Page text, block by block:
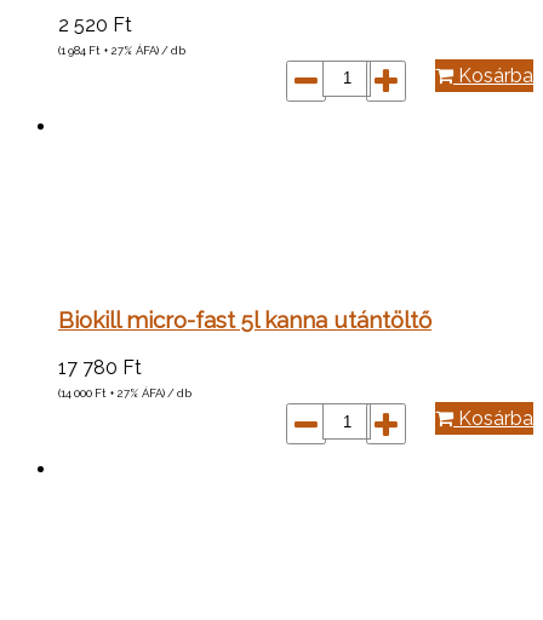
2 520 Ft
(1 984 Ft + 27% ÁFA) / db
Kosárba
Biokill micro-fast 5l kanna utántöltő
17 780 Ft
(14 000 Ft + 27% ÁFA) / db
Kosárba